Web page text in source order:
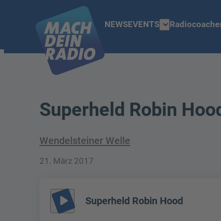
NEWSEVENTS expand_more
Superheld Robin
Wendelsteiner Welle
21. März 2017
play_arrow Superheld Robin Hood